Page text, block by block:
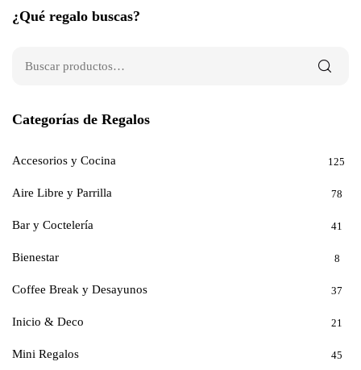
¿Qué regalo buscas?
Categorías de Regalos
Accesorios y Cocina 125
Aire Libre y Parrilla 78
Bar y Coctelería 41
Bienestar 8
Coffee Break y Desayunos 37
Inicio & Deco 21
Mini Regalos 45